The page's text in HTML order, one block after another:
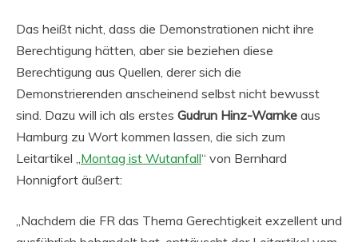
Das heißt nicht, dass die Demonstrationen nicht ihre
Berechtigung hätten, aber sie beziehen diese
Berechtigung aus Quellen, derer sich die
Demonstrierenden anscheinend selbst nicht bewusst
sind. Dazu will ich als erstes Gudrun Hinz-Warnke aus
Hamburg zu Wort kommen lassen, die sich zum
Leitartikel „Montag ist Wutanfall“ von Bernhard
Honnigfort äußert:
„Nachdem die FR das Thema Gerechtigkeit exzellent und